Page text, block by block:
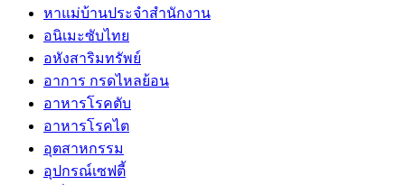
หาแม่บ้านประจำสำนักงาน
อนิเมะซับไทย
อหังสาริมทรัพย์
อาการ กรดไหลย้อน
อาหารโรคตับ
อาหารโรคไต
อุตสาหกรรม
อุปกรณ์เซฟตี้